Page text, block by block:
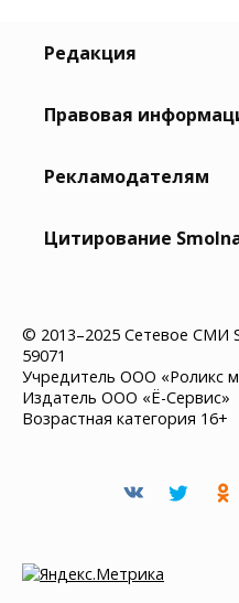
Редакция
Правовая
Рекламодателям
Цитирование
© 2013–2025 Сетевое СМИ
59071
Учредитель ООО «Роликс
Издатель ООО «Ё-Сервис»
Возрастная категория 16+